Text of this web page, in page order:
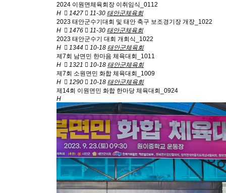
2024 이원면체육회장 이취임식_0112
H
1427 11-30 태안군체육회
2023 태안군수기대회 및 태안 축구 보조경기장 개장_1022
H
1476 11-30 태안군체육회
2023 태안군수기 대회 개회식_1022
H
1344 10-18 태안군체육회
제7회 남면민 한마음 체육대회_1011
H
1321 10-18 태안군체육회
제7회 소원면민 화합 체육대회_1009
H
1290 10-18 태안군체육회
제14회 이원면민 화합 한마당 체육대회_0924
H